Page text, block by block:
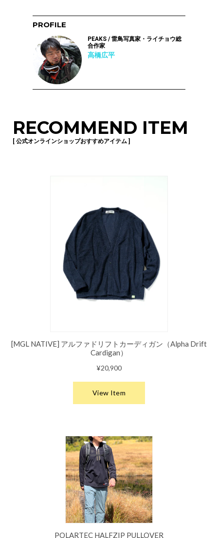
PROFILE
PEAKS / 雷鳥写真家・ライチョウ総
合作家
高橋広平
RECOMMEND ITEM
[ 公式オンラインショップおすすめアイテム ]